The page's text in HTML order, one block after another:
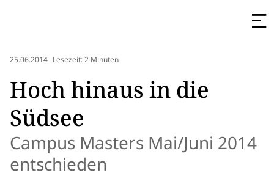
25.06.2014 Lesezeit: 2 Minuten
Hoch hinaus in die
Südsee
Campus Masters Mai/Juni 2014
entschieden